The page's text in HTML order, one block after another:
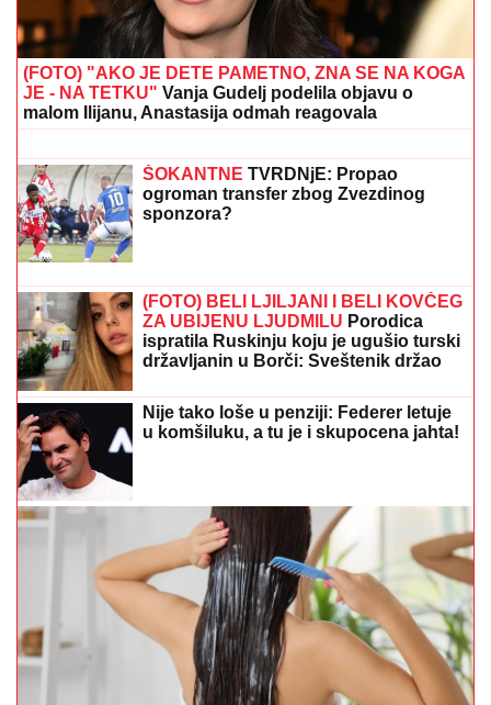
Ceca Ražnatović u LEŽERNOM
IZDANJU nakon porođaja ĆERKE
Anastasije: MNOGI JE NISU
PREPOZNALI TOKOM LETA ZA
SRBIJU! (FOTO)
MOLOTOVLJEV KOKTEL BAČEN NA
Beogradu: Buknula velika vatra,
radnik sprečio katastrofu
Voditeljka RTS-a (52) ODUŠEVILA fotkama sa JAHTE
- Zategnuto telo, bikini i PREPLANULI TEN izazvali
lavinu komentara! (FOTO)
"TO JE TUŽNO, NISAM ZNALA ŠTA JE
MORE, PRVI MOMAK ME ODVEO"
Seka Aleksić na ivici suza otkrila kada
je prvi put otišla na letovanje i umalo
se rasplakala
(PAPARACO) MIODRAG RADONJIĆ
SE SKROZ OPUSTIO NA BAZENU
Pijucka alkohol, telefonira iz vode, a
društvo mu pravi KOLEGA (VIDEO)